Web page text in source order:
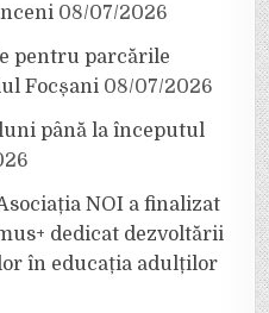
08/07/2026
pentru parcările
Focșani 08/07/2026
până la începutul
NOI a finalizat
dedicat dezvoltării
în educația adulților